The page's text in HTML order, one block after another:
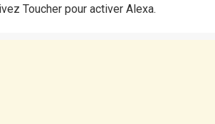
Toucher pour activer Alexa.